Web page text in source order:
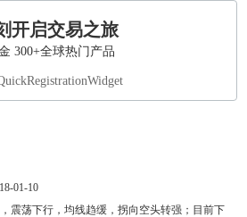
开启交易之旅
300+全球热门产品
震荡下行，均线趋缓，拐向空头转强；目前下